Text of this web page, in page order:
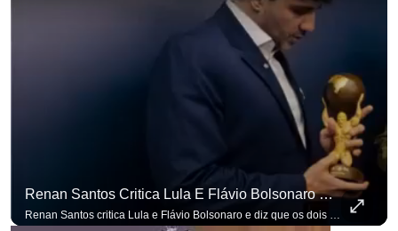
Renan Santos Critica Lula E Flávio Bolsonaro E Diz Que Os Dois São Lados Da Mesma Moeda.
Renan Santos critica Lula e Flávio Bolsonaro e diz que os dois são lados da mesma moeda. #OAntagonista Se você busca informação com credibilidade, inscreva-se agora e ative o